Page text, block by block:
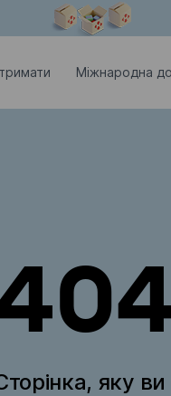
Міжнародна
яку